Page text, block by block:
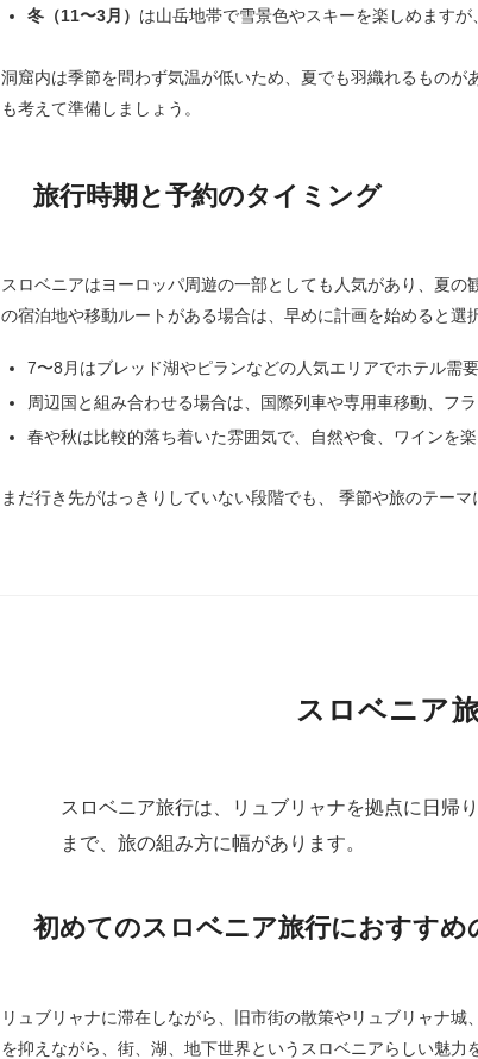
冬（11〜3月） は山岳地帯で雪景色やスキーを楽しめますが
洞窟内は季節を問わず気温が低いため、夏でも羽織れるもの
も考えて準備しましょう。
旅行時期と予約のタイミング
スロベニアはヨーロッパ周遊の一部としても人気があり、夏
の宿泊地や移動ルートがある場合は、早めに計画を始めると選
7〜8月はブレッド湖やピランなどの人気エリアでホテル需要
周辺国と組み合わせる場合は、国際列車や専用車移動、フ
春や秋は比較的落ち着いた雰囲気で、自然や食、ワインを
まだ行き先がはっきりしていない段階でも、 季節や旅のテー
スロベニア
スロベニア旅行は、リュブリャナを拠点に日帰
まで、旅の組み方に幅があります。
初めてのスロベニア旅行におすすめ
リュブリャナに滞在しながら、旧市街の散策やリュブリャナ
を抑えながら、街、湖、地下世界というスロベニアらしい魅力